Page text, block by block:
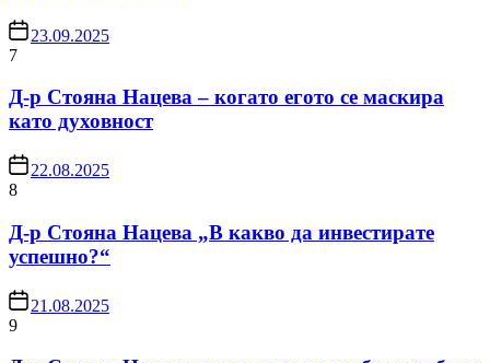
23.09.2025
7
Д-р Стояна Нацева – когато егото се маскира
като духовност
22.08.2025
8
Д-р Стояна Нацева „В какво да инвестирате
успешно?“
21.08.2025
9